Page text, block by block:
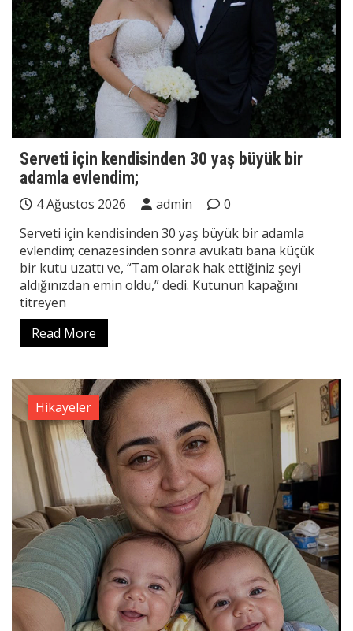
Serveti için kendisinden 30 yaş büyük bir
adamla evlendim;
4 Ağustos 2026 admin
0
Serveti için kendisinden 30 yaş büyük bir adamla
evlendim; cenazesinden sonra avukatı bana küçük
bir kutu uzattı ve, “Tam olarak hak ettiğiniz şeyi
aldığınızdan emin oldu,” dedi. Kutunun kapağını
titreyen
Read More
Hikayeler